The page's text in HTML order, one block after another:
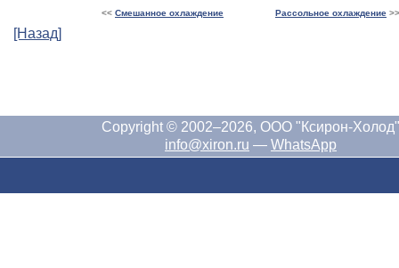
<< Смешанное охлаждение Рассольное охлаждение >>
[Назад]
Copyright © 2002–2026, ООО "Ксирон-Холод"
info@xiron.ru — WhatsApp